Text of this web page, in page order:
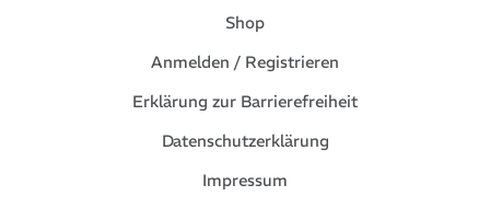
Shop
Anmelden / Registrieren
Erklärung zur Barrierefreiheit
Datenschutzerklärung
Impressum